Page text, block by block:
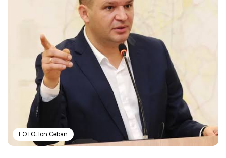
FOTO: Ion Ceban